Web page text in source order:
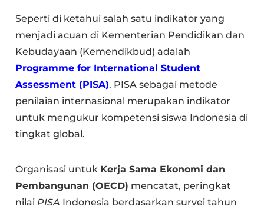
Seperti di ketahui salah satu indikator yang
menjadi acuan di Kementerian Pendidikan dan
Kebudayaan (Kemendikbud) adalah
Programme for International Student
Assessment (PISA). PISA sebagai metode
penilaian internasional merupakan indikator
untuk mengukur kompetensi siswa Indonesia di
tingkat global.
Organisasi untuk Kerja Sama Ekonomi dan
Pembangunan (OECD) mencatat, peringkat
nilai PISA Indonesia berdasarkan survei tahun